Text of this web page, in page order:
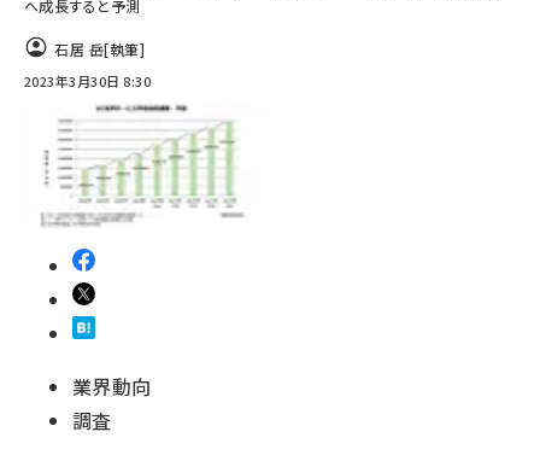
へ成長すると予測
石居 岳[執筆]
2023年3月30日 8:30
業界動向
調査